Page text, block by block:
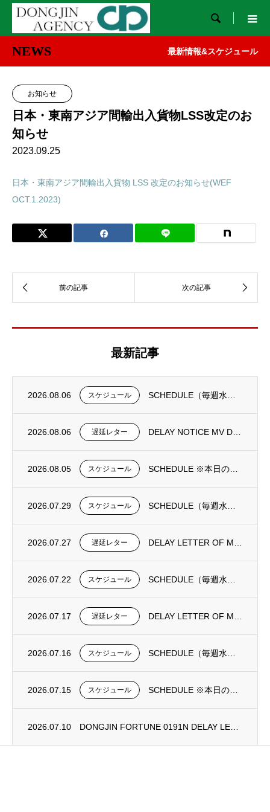

NEWS 最新情報&スケジュール
お知らせ
日本・東南アジア間輸出入貨物LSS改定のお
知らせ
2023.09.25
日本・東南アジア間輸出入貨物 LSS 改定のお知らせ(WEF
OCT.1.2023)
最新記事
2026.08.06 スケジュール
2026.08.06 遅延レター
2026.08.05 スケジュール
2026.07.29 スケジュール
2026.07.27 遅延レター
2026.07.22 スケジュール
2026.07.17 遅延レター
2026.07.16 スケジュール
2026.07.15 スケジュール
2026.07.10